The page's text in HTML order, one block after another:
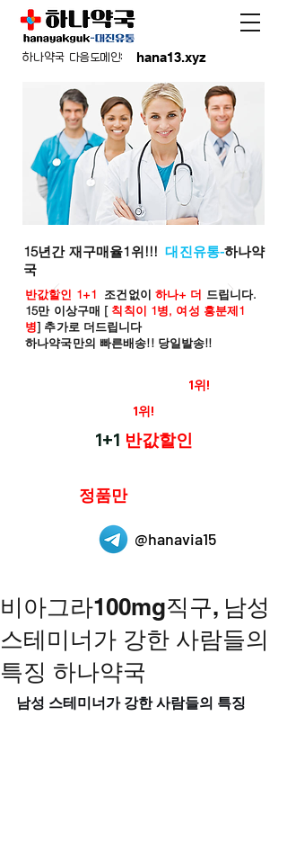
hana13.xyz
하나약국 다음도메인:
15년간 재구매율1위!!!대진유통-하나약
국
반값할인 1+1 조건없이 하나+ 더 드립니다.
15만 이상구매 [ 칙칙이 1병, 여성 흥분제1
병] 추가로 더드립니다
하나약국만의 빠른배송!! 당일발송!!
1위!
1위!
1+1 반값할인
정품만
@hanavia15
비아그라100mg직구, 남성
스테미너가 강한 사람들의
특징 하나약국
남성 스테미너가 강한 사람들의 특징